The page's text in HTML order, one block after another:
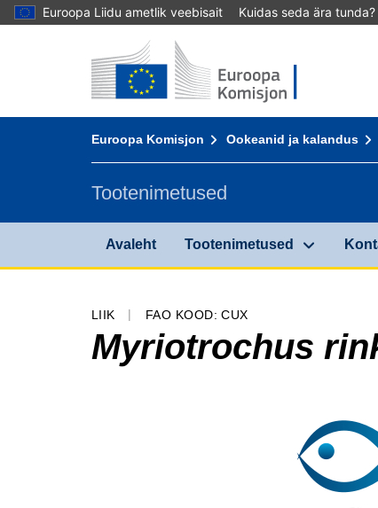
Euroopa Liidu ametlik veebisait Kuidas seda ära tunda?
Avaleht - Euroopa Komisjon
Euroopa Komisjon Ookeanid ja kalandus
Tootenimetused
Avaleht Tootenimetused
LIIK FAO KOOD: CUX
Myriotrochus